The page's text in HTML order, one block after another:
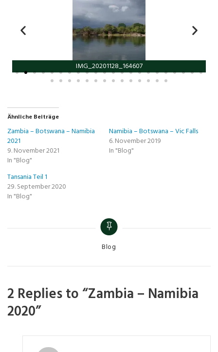
IMG_20201128_164607
Ähnliche Beiträge
Zambia – Botswana – Namibia
2021
9. November 2021
In "Blog"
Namibia – Botswana – Vic Falls
6. November 2019
In "Blog"
Tansania Teil 1
29. September 2020
In "Blog"
Blog
2 Replies to “Zambia – Namibia
2020”